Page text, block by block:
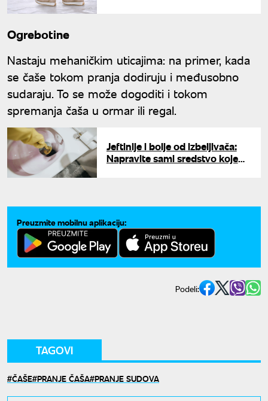
Ogrebotine
Nastaju mehaničkim uticajima: na primer, kada
se čaše tokom pranja dodiruju i međusobno
sudaraju. To se može dogoditi i tokom
spremanja čaša u ormar ili regal.
Jeftinije i bolje od izbeljivača:
Napravite sami sredstvo koje
Preuzmite mobilnu aplikaciju:
Podeli:
TAGOVI
ČAŠE PRANJE ČAŠA PRANJE SUDOVA